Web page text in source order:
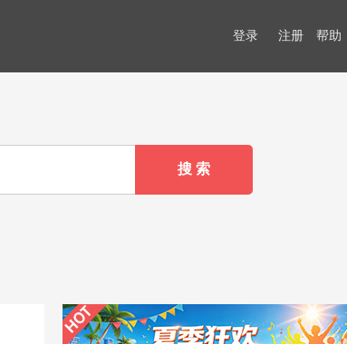
登录 注册 帮助